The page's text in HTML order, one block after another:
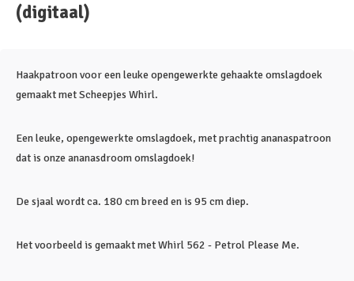
(digitaal)
Haakpatroon voor een leuke opengewerkte gehaakte omslagdoek
gemaakt met Scheepjes Whirl.
Een leuke, opengewerkte omslagdoek, met prachtig ananaspatroon
dat is onze ananasdroom omslagdoek!
De sjaal wordt ca. 180 cm breed en is 95 cm diep.
Het voorbeeld is gemaakt met Whirl 562 - Petrol Please Me.